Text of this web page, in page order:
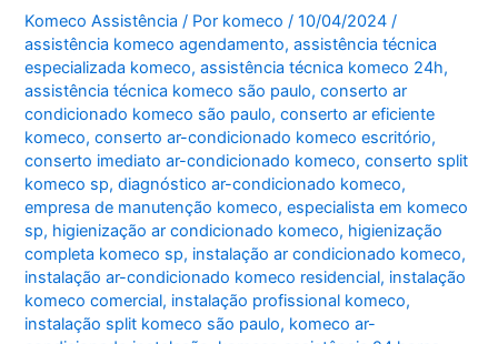
Komeco Assistência / Por komeco/10/04/2024/
assistência komeco agendamento,assistência técnica
especializada komeco,assistência técnica komeco 24h,
assistência técnica komeco são paulo,conserto ar
condicionado komeco são paulo,conserto ar eficiente
komeco,conserto ar-condicionado komeco escritório,
conserto imediato ar-condicionado komeco,conserto split
komeco sp,diagnóstico ar-condicionado komeco,
empresa de manutenção komeco,especialista em komeco
sp, higienização ar condicionado komeco, higienização
completa komeco sp, instalação ar condicionado komeco,
instalação ar-condicionado komeco residencial, instalação
komeco comercial, instalação profissional komeco,
instalação split komeco são paulo, komeco ar-